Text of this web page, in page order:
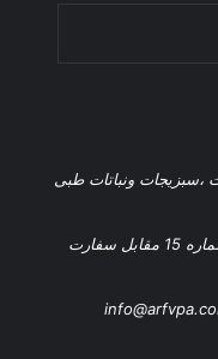
ونباتات طبی
آدرس:سرک چهارم جاده انصاری خانه شماره 15 مقابل سفارت